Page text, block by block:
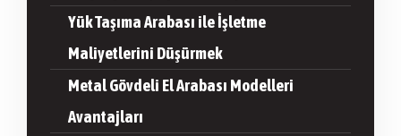
Yük Taşıma Arabası ile İşletme
Maliyetlerini Düşürmek
Metal Gövdeli El Arabası Modelleri
Avantajları